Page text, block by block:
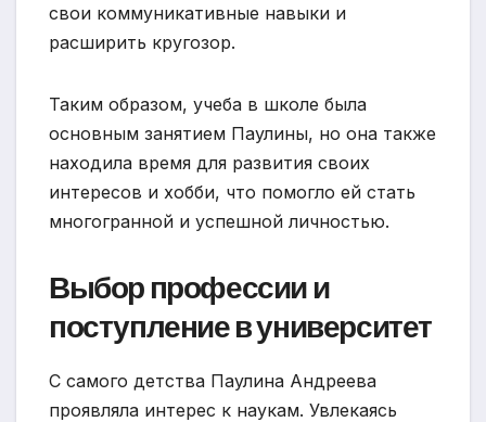
свои коммуникативные навыки и
расширить кругозор.
Таким образом, учеба в школе была
основным занятием Паулины, но она также
находила время для развития своих
интересов и хобби, что помогло ей стать
многогранной и успешной личностью.
Выбор профессии и
поступление в университет
С самого детства Паулина Андреева
проявляла интерес к наукам. Увлекаясь